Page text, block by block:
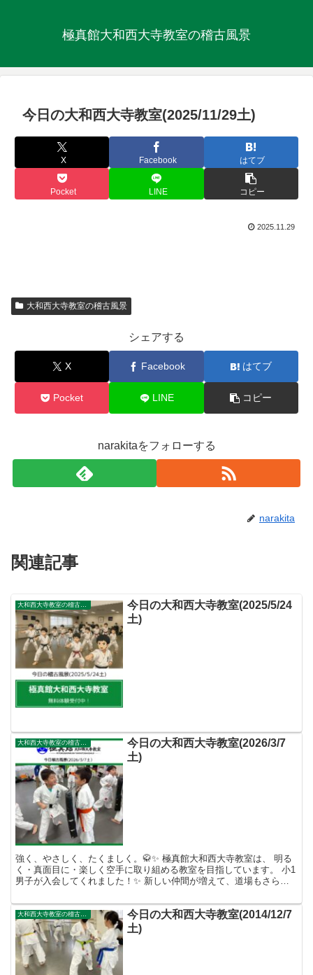
極真館大和西大寺教室の稽古風景
今日の大和西大寺教室(2025/11/29土)
X Facebook はてブ
Pocket LINE コピー
2025.11.29
大和西大寺教室の稽古風景
シェアする
X Facebook はてブ
Pocket LINE コピー
narakitaをフォローする
narakita
関連記事
大和西大寺教室の稽古風景
今日の大和西大寺教室(2025/5/24
土)
大和西大寺教室の稽古風景
今日の大和西大寺教室(2026/3/7
土)
強く、やさしく、たくましく。🥋✨ 極真館大和西大寺教室は、 明る
く・真面目に・楽しく空手に取り組める教室を目指しています。 小1
男子が入会してくれました！✨ 新しい仲間が増えて、道場もさらに
大和西大寺教室の稽古風景
今日の大和西大寺教室(2014/12/7
土)